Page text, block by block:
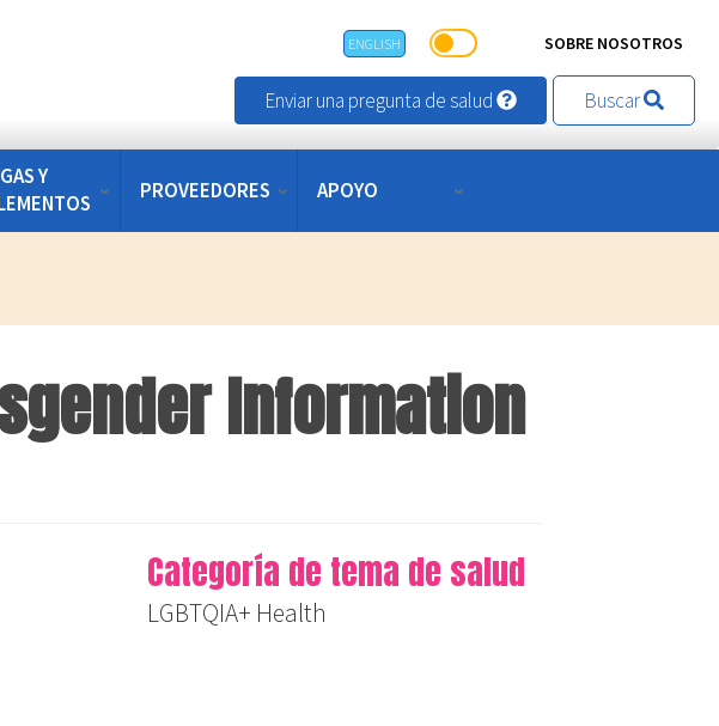
ENGLISH SOBRE NOSOTROS
Enviar una pregunta de salud Buscar
Y
PROVEEDORES APOYO
Information
Categoría de tema de salud
LGBTQIA+ Health